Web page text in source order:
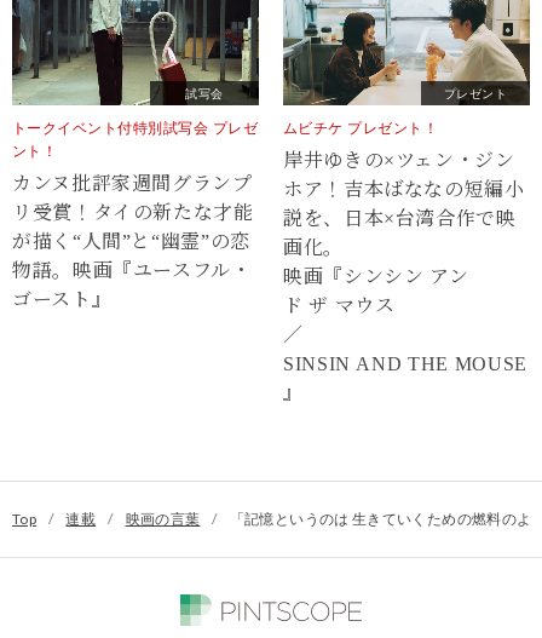
試写会
トークイベント付特別試写会 プレゼ
ント！
カンヌ批評家週間グランプ
リ受賞！タイの新たな才能
が描く“⼈間”と“幽霊”の恋
物語。映画『ユースフル・
ゴースト』
プレゼント
ムビチケ プレゼント！
岸井ゆきの×ツェン・ジン
ホア！吉本ばななの短編小
説を、日本×台湾合作で映
画化。
映画『シンシン アン
ド ザ マウス
／
SINSIN AND THE MOUSE
』
Top / 連載 / 映画の言葉 / 「記憶というのは 生きていくための燃料のよ